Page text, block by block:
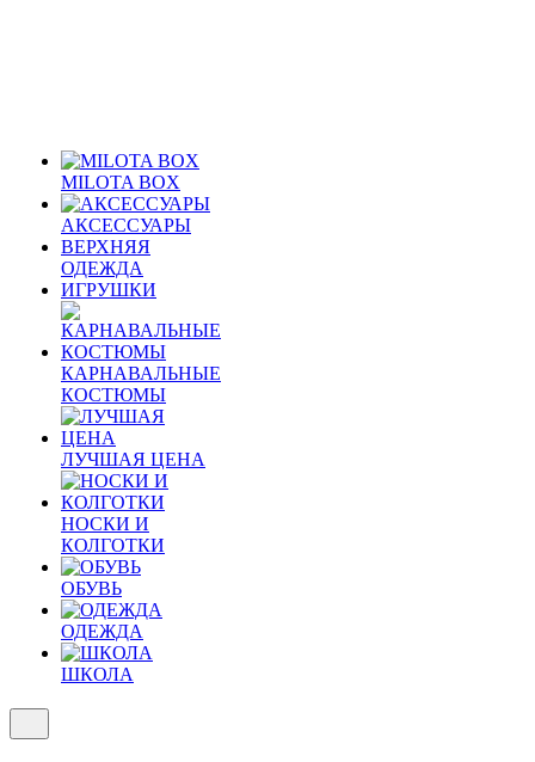
MILOTA BOX
АКСЕССУАРЫ
ВЕРХНЯЯ
ОДЕЖДА
ИГРУШКИ
КАРНАВАЛЬНЫЕ
КОСТЮМЫ
ЛУЧШАЯ ЦЕНА
НОСКИ И
КОЛГОТКИ
ОБУВЬ
ОДЕЖДА
ШКОЛА